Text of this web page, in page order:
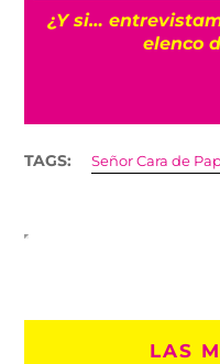
¿Y si…
elenco
TAGS: Señor Cara de
LAS